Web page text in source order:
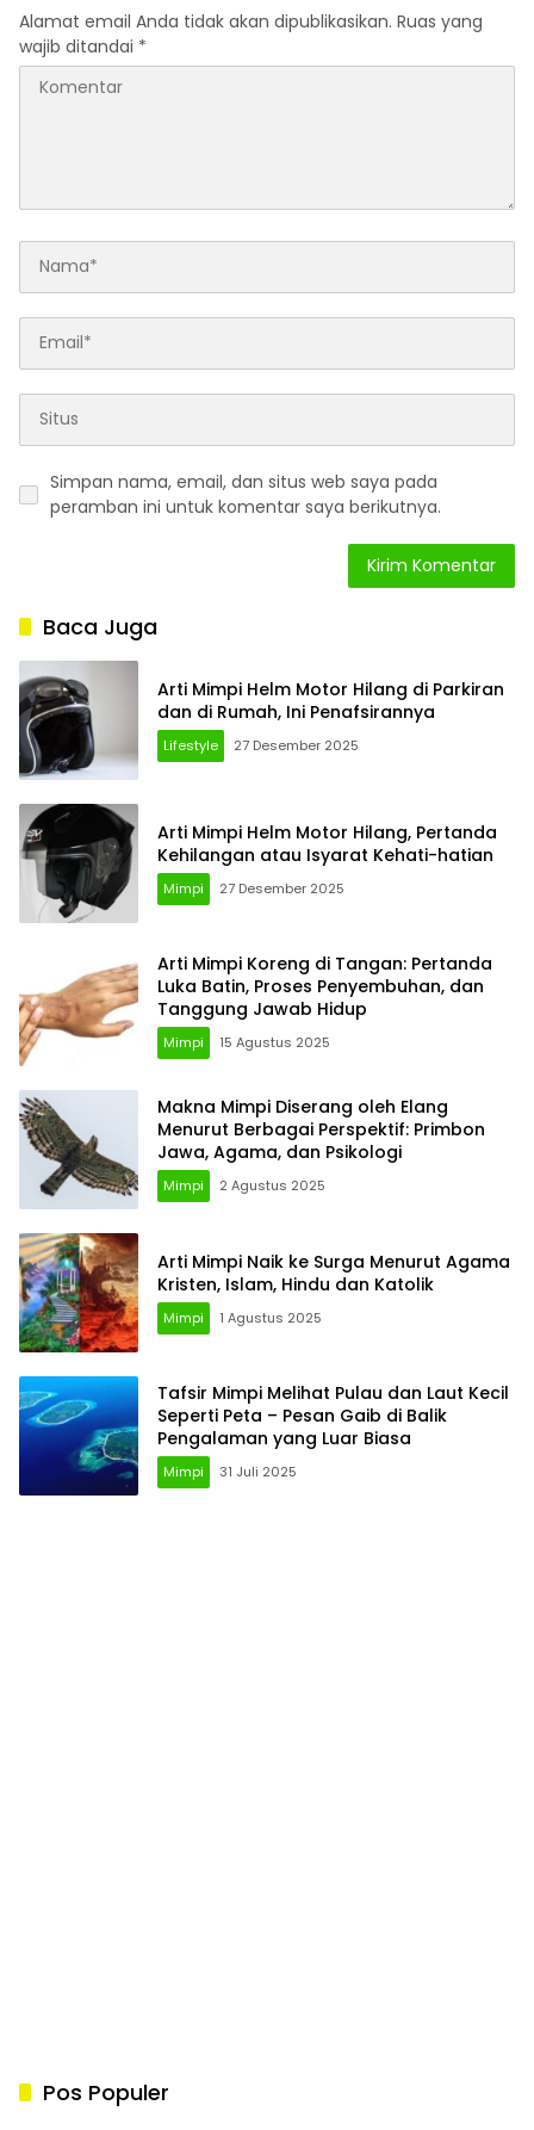
Alamat email Anda tidak akan dipublikasikan. Ruas yang
wajib ditandai *
Simpan nama, email, dan situs web saya pada
peramban ini untuk komentar saya berikutnya.
Baca Juga
Arti Mimpi Helm Motor Hilang di Parkiran
dan di Rumah, Ini Penafsirannya
Lifestyle 27 Desember 2025
Arti Mimpi Helm Motor Hilang, Pertanda
Kehilangan atau Isyarat Kehati-hatian
Mimpi 27 Desember 2025
Arti Mimpi Koreng di Tangan: Pertanda
Luka Batin, Proses Penyembuhan, dan
Tanggung Jawab Hidup
Mimpi 15 Agustus 2025
Makna Mimpi Diserang oleh Elang
Menurut Berbagai Perspektif: Primbon
Jawa, Agama, dan Psikologi
Mimpi 2 Agustus 2025
Arti Mimpi Naik ke Surga Menurut Agama
Kristen, Islam, Hindu dan Katolik
Mimpi 1 Agustus 2025
Tafsir Mimpi Melihat Pulau dan Laut Kecil
Seperti Peta – Pesan Gaib di Balik
Pengalaman yang Luar Biasa
Mimpi 31 Juli 2025
Pos Populer